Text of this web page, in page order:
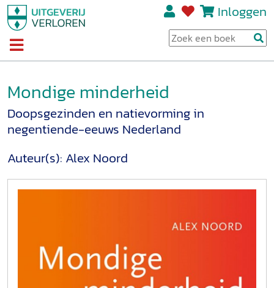
Inloggen
Mondige minderheid
Doopsgezinden en natievorming in
negentiende-eeuws Nederland
Auteur(s): Alex Noord